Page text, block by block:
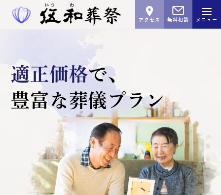
メニュー
無料相談
アクセス
適正価格で､
豊富な葬儀プラン